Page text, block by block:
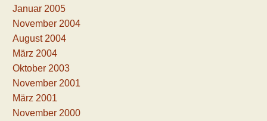
Januar 2005
November 2004
August 2004
März 2004
Oktober 2003
November 2001
März 2001
November 2000